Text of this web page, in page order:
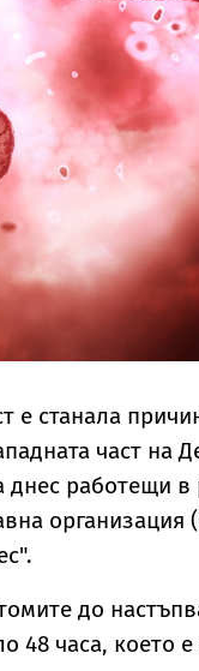
е станала
част на
днес работещи в
организация
до
48 часа, което